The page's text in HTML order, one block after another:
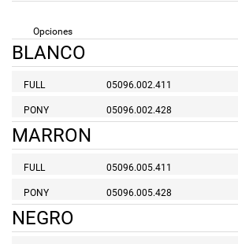
Opciones
BLANCO
FULL 05096.002.411
PONY 05096.002.428
MARRON
FULL 05096.005.411
PONY 05096.005.428
NEGRO